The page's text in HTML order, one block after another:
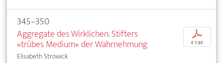
345–350
Aggregate des Wirklichen. Stifters
»trübes Medium« der Wahrnehmung
Elisabeth Strowick
p
€ 7,95